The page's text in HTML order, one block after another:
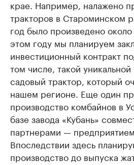
крае. Например, налажено
тракторов в Староминском
год было произведено
этом году мы планируем
инвестиционный контракт
том числе, такой уникальной
садовый трактор, который
нашем регионе. Еще один
производство комбайнов в
базе завода «Кубань»
партнерами —
Впоследствии здесь
производство до выпуска